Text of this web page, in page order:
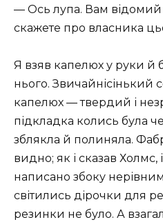
— Ось лупа. Вам
скажете про власника
Я взяв капелюх у руки й
нього. Звичайнісінький
капелюх — твердий і
підкладка колись була
зблякла й полиняла.
видно; як і сказав Холмс,
написано збоку
світились дірочки для
резинки не було. А